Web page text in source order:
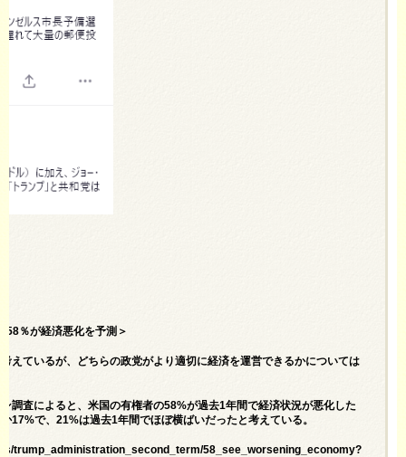
％が経済悪化を予測＞
えているが、どちらの政党がより適切に経済を運営できるかについては
調査によると、米国の有権者の58%が過去1年間で経済状況が悪化した
17%で、21%は過去1年間でほぼ横ばいだったと考えている。
trump_administration_second_term/58_see_worsening_economy?